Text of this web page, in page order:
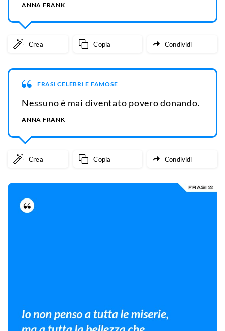
ANNA FRANK
Crea Copia Condividi
FRASI CELEBRI E FAMOSE
Nessuno è mai diventato povero donando.
ANNA FRANK
Crea Copia Condividi